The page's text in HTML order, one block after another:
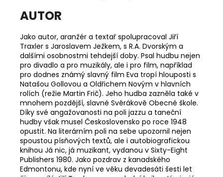
AUTOR
Jako autor, aranžér a textař spolupracoval Jiří
Traxler s Jaroslavem Ježkem, s R.A. Dvorským a
dalšími osobnostmi tehdejší doby. Psal hudbu nejen
pro divadlo a pro muzikály, ale i pro film, například
pro dodnes známý slavný film Eva tropí hlouposti s
Natašou Gollovou a Oldřichem Novým v hlavních
rolích (režie Martin Frič). Jeho hudba zazněla také v
mnohem pozdější, slavné Svěrákově Obecné škole.
Díky své angažovanosti na poli jazzu a taneční
hudby však musel Československo po roce 1948
opustit. Na literárním poli na sebe upozornil nejen
spoustou písňových textů, ale i autobiografickou
knihou Já nic, já muzikant, vydanou v Sixty-Eight
Publishers 1980. Jako pozdrav z kanadského
Edmontonu, kde nyní ve věku devadesáti šesti let